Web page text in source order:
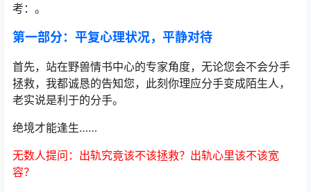
考：。
第一部分：平复心理状况，平静对待
首先，站在野兽情书中心的专家角度，无论您会不会分手
拯救，我都诚恳的告知您，此刻你理应分手变成陌生人，
老实说是利于的分手。
绝境才能逢生……
无数人提问：出轨究竟该不该拯救？出轨心里该不该宽
容？